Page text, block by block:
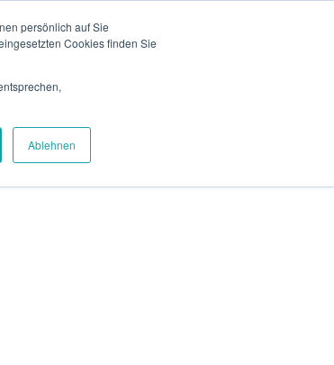
persönlich auf Sie
Cookies finden Sie
Ablehnen
Blog Kontakt
Über uns